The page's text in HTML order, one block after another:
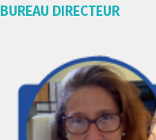
BUREAU DIRECTEUR